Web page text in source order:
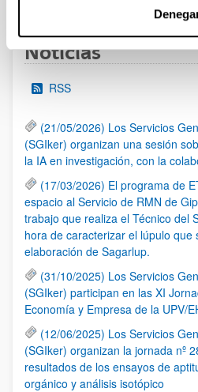
Noticias
RSS
(21/05/2026) Los Servicios
(SGIker) organizan una sesión
la IA en investigación, con la
(17/03/2026) El programa de
espacio al Servicio de RMN de
trabajo que realiza el Técnico del
hora de caracterizar el lúpulo que
elaboración de Sagarlup.
(31/10/2025) Los Servicios
(SGIker) participan en las XI
Economía y Empresa de la UPV/
(12/06/2025) Los Servicios
(SGIker) organizan la jornada nº
resultados de los ensayos de
orgánico y análisis isotópico